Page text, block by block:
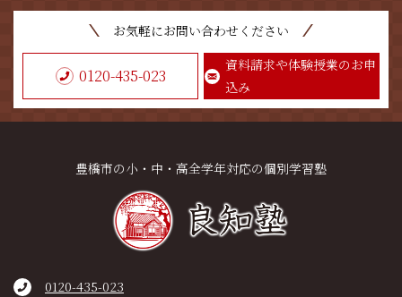
お気軽にお問い合わせください
0120-435-023
資料請求や体験授業のお申
込み
豊橋市の小・中・高全学年対応の個別学習塾
0120-435-023